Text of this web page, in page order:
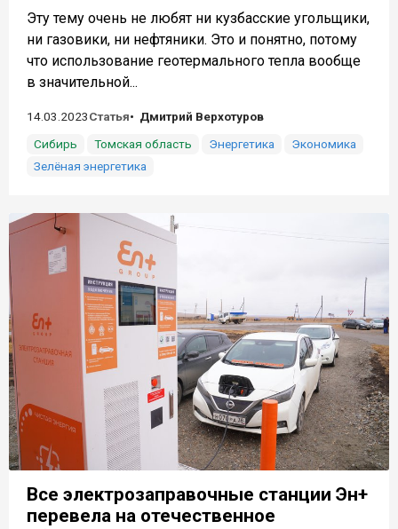
Эту тему очень не любят ни кузбасские угольщики,
ни газовики, ни нефтяники. Это и понятно, потому
что использование геотермального тепла вообще
в значительной...
14.03.2023Статья
Дмитрий Верхотуров
Сибирь
Томская область Энергетика
Экономика
Зелёная энергетика
Все электрозаправочные станции Эн+
перевела на отечественное